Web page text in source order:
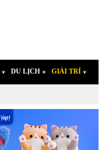
DU LỊCH GIẢI TRÍ